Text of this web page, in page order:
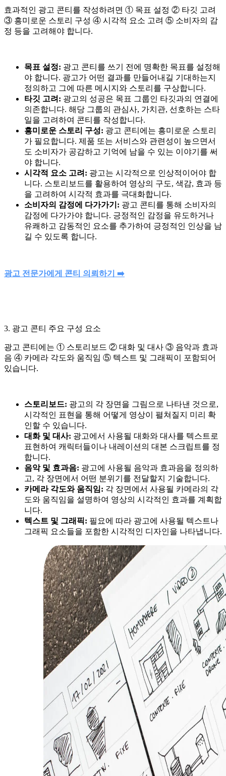
효과적인 광고 콘티를 작성하려면 ① 목표 설정 ② 타깃 고려
③ 흥미로운 스토리 구성 ④ 시각적 요소 고려 ⑤ 소비자의 감
정 등을 고려해야 합니다.
목표 설정: 광고 콘티를 쓰기 전에 명확한 목표를 설정해
야 합니다. 광고가 어떤 결과를 만들어내길 기대하는지
정의하고 그에 따른 메시지와 스토리를 구상합니다.
타깃 고려: 광고의 성공은 목표 그룹인 타깃과의 연결에
의존합니다. 해당 그룹의 관심사, 가치관, 선호하는 스타
일을 고려하여 콘티를 작성합니다.
흥미로운 스토리 구성: 광고 콘티에는 흥미로운 스토리
가 필요합니다. 제품 또는 서비스와 관련성이 높으면서
도 소비자가 공감하고 기억에 남을 수 있는 이야기를 써
야 합니다.
시각적 요소 고려: 광고는 시각적으로 인상적이어야 합
니다. 스토리보드를 활용하여 영상의 구도, 색감, 효과 등
을 고려하여 시각적 효과를 극대화합니다.
소비자의 감정에 다가가기: 광고 콘티를 통해 소비자의
감정에 다가가야 합니다. 긍정적인 감정을 유도하거나
유쾌하고 감동적인 요소를 추가하여 긍정적인 인상을 남
길 수 있도록 합니다.
광고 전문가에게 콘티 의뢰하기 ➡️
3. 광고 콘티 주요 구성 요소
광고 콘티에는 ① 스토리보드 ② 대화 및 대사 ③ 음악과 효과
음 ④ 카메라 각도와 움직임 ⑤ 텍스트 및 그래픽이 포함되어
있습니다.
스토리보드: 광고의 각 장면을 그림으로 나타낸 것으로,
시각적인 표현을 통해 어떻게 영상이 펼쳐질지 미리 확
인할 수 있습니다.
대화 및 대사: 광고에서 사용될 대화와 대사를 텍스트로
표현하여 캐릭터들이나 내레이션의 대본 스크립트를 정
합니다.
음악 및 효과음: 광고에 사용될 음악과 효과음을 정의하
고, 각 장면에서 어떤 분위기를 전달할지 기술합니다.
카메라 각도와 움직임: 각 장면에서 사용될 카메라의 각
도와 움직임을 설명하여 영상의 시각적인 효과를 계획합
니다.
텍스트 및 그래픽: 필요에 따라 광고에 사용될 텍스트나
그래픽 요소들을 포함한 시각적인 디자인을 나타냅니다.